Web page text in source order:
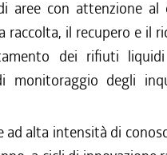
aree con attenzione al
raccolta, il recupero e il
dei rifiuti
monitoraggio degli
alta intensità di